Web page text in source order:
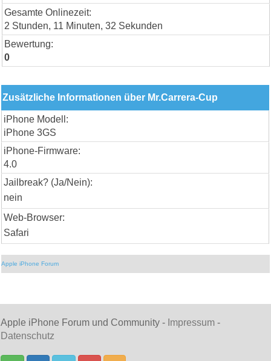
Gesamte Onlinezeit:
2 Stunden, 11 Minuten, 32 Sekunden
Bewertung:
0
Zusätzliche Informationen über Mr.Carrera-Cup
iPhone Modell:
iPhone 3GS
iPhone-Firmware:
4.0
Jailbreak? (Ja/Nein):
nein
Web-Browser:
Safari
Apple iPhone Forum
Apple iPhone Forum und Community - Impressum -
Datenschutz